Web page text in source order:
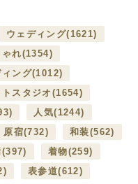
ウェディング(1621)
れ(1354)
ィング(1012)
トスタジオ (1654)
人気(1244)
原宿(732) 和装(562)
(397) 着物(259)
表参道(612)